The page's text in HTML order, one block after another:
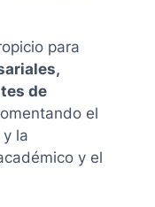
para
de
el
la
y el